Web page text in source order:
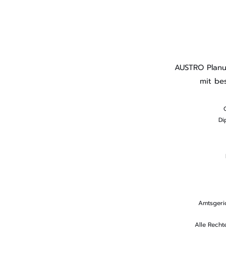
AUSTRO
mit
Alle